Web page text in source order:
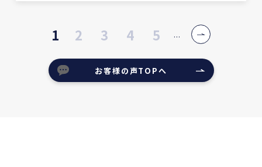
1 2 3 4 5 ...
お客様の声TOPへ